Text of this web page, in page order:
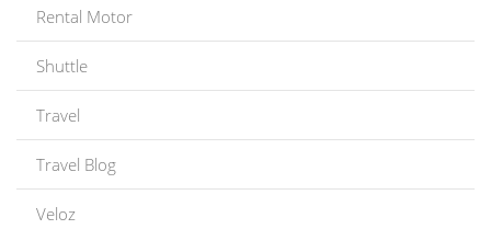
Rental Motor
Shuttle
Travel
Travel Blog
Veloz